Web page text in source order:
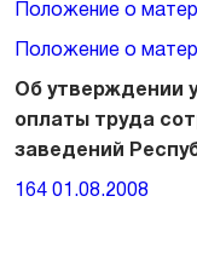
Положение о
Положение о
Об утверждении
оплаты труда
заведений
164 01.08.2008